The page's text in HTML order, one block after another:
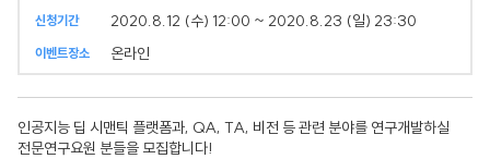
신청기간 2020.8.12 (수) 12:00 ~ 2020.8.23 (일) 23:30
이벤트장소 온라인
인공지능 딥 시맨틱 플랫폼과, QA, TA, 비전 등 관련 분야를 연구개발하실
전문연구요원 분들을 모집합니다!